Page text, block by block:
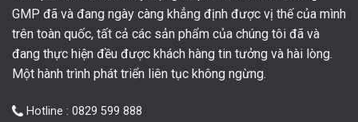
GMP đã và đang ngày càng khẳng định được vị thế của mình
trên toàn quốc, tất cả các sản phẩm của chúng tôi đã và
đang thực hiện đều được khách hàng tin tưởng và hài lòng.
Một hành trình phát triển liên tục không ngừng.
Hotline : 0829 599 888